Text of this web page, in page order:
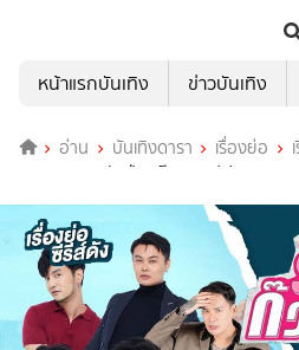
หน้าแรกบันเทิง
ข่าวบันเทิง
อ่าน บันเทิงดารา เรื่องย่อ
From Heart รักป่วนก๊วนออฟฟิศ (ตอนจบ)